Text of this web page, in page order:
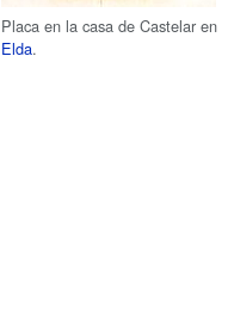
Placa en la casa de Castelar en
Elda.